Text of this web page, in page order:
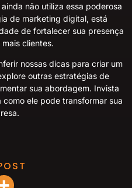
não utiliza essa poderosa
de marketing digital, está
de fortalecer sua presença
clientes.
nossas dicas para criar um
outras estratégias de
sua abordagem. Invista
ele pode transformar sua